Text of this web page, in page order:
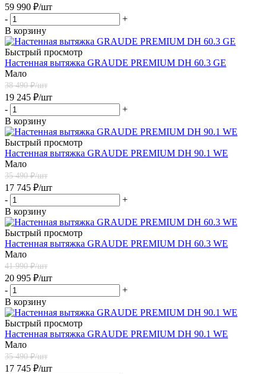
59 990 ₽/шт
-
+
В корзину
Быстрый просмотр
Настенная вытяжка GRAUDE PREMIUM DH 60.3 GE
Мало
38 490₽/шт
19 245 ₽/шт
-
+
В корзину
Быстрый просмотр
Настенная вытяжка GRAUDE PREMIUM DH 90.1 WE
Мало
35 490₽/шт
17 745 ₽/шт
-
+
В корзину
Быстрый просмотр
Настенная вытяжка GRAUDE PREMIUM DH 60.3 WE
Мало
41 990₽/шт
20 995 ₽/шт
-
+
В корзину
Быстрый просмотр
Настенная вытяжка GRAUDE PREMIUM DH 90.1 WE
Мало
35 490₽/шт
17 745 ₽/шт